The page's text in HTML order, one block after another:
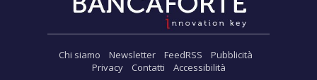
Chi siamo Newsletter FeedRSS
Pubblicità
Privacy
Contatti Accessibilità